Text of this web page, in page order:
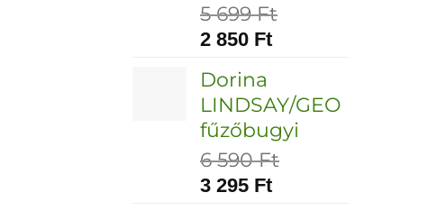
5 699Ft
2 850 Ft
Dorina
LINDSAY/GEO
fűzőbugyi
6 590Ft
3 295 Ft